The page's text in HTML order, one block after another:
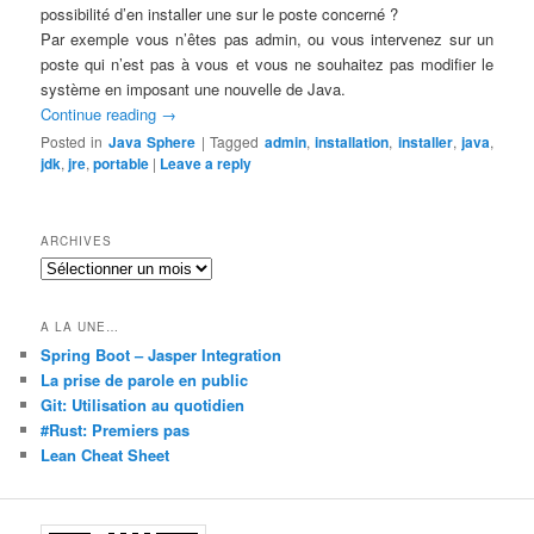
possibilité d’en installer une sur le poste concerné ?
Par exemple vous n’êtes pas admin, ou vous intervenez sur un
poste qui n’est pas à vous et vous ne souhaitez pas modifier le
système en imposant une nouvelle de Java.
Continue reading →
Posted in Java Sphere |Tagged admin,installation, installer, java,
jdk,jre,portable | Leave a reply
ARCHIVES
Archives
A LA UNE…
Spring Boot – Jasper Integration
La prise de parole en public
Git: Utilisation au quotidien
#Rust: Premiers pas
Lean Cheat Sheet